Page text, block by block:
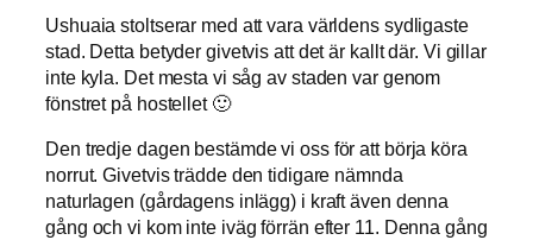
Ushuaia stoltserar med att vara världens sydligaste
stad. Detta betyder givetvis att det är kallt där. Vi gillar
inte kyla. Det mesta vi såg av staden var genom
fönstret på hostellet 🙂
Den tredje dagen bestämde vi oss för att börja köra
norrut. Givetvis trädde den tidigare nämnda
naturlagen (gårdagens inlägg) i kraft även denna
gång och vi kom inte iväg förrän efter 11. Denna gång